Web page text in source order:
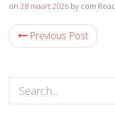
on 28 maart 2026 by com
Previous Post